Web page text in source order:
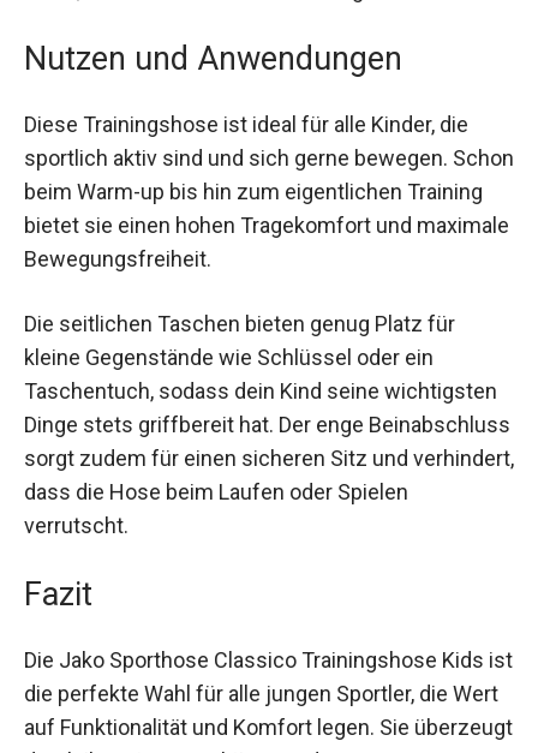
Nutzen und Anwendungen
Diese Trainingshose ist ideal für alle Kinder, die
sportlich aktiv sind und sich gerne bewegen.
Schon beim Warm-up bis hin zum eigentlichen
Training bietet sie einen hohen Tragekomfort und
maximale Bewegungsfreiheit.
Die seitlichen Taschen bieten genug Platz für
kleine Gegenstände wie Schlüssel oder ein
Taschentuch, sodass dein Kind seine
wichtigsten Dinge stets griffbereit hat. Der enge
Beinabschluss sorgt zudem für einen sicheren
Sitz und verhindert, dass die Hose beim Laufen
oder Spielen verrutscht.
Fazit
Die Jako Sporthose Classico Trainingshose Kids
ist die perfekte Wahl für alle jungen Sportler, die
Wert auf Funktionalität und Komfort legen. Sie